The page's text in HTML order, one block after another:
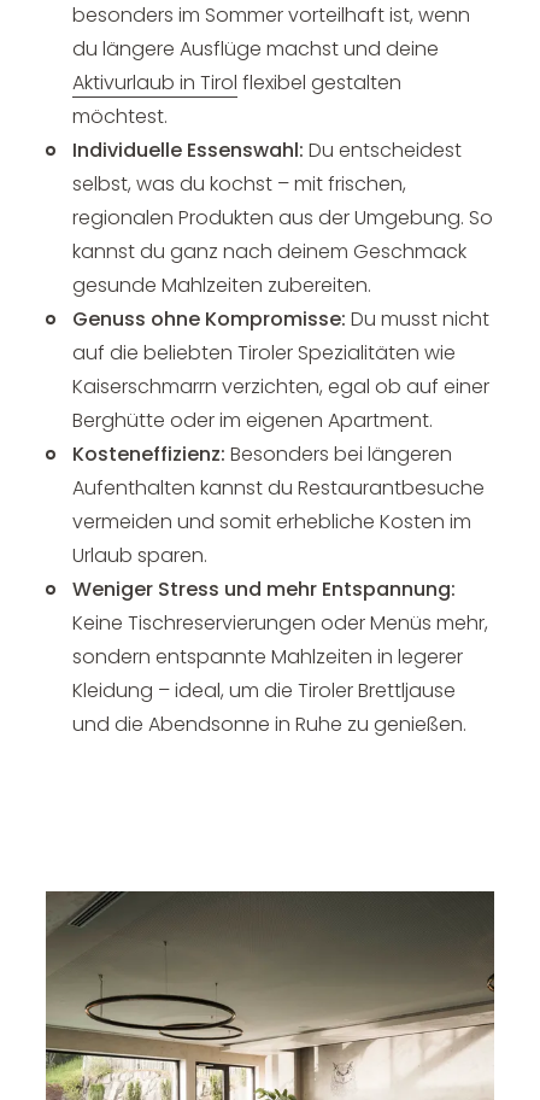
besonders im Sommer vorteilhaft ist, wenn
du längere Ausflüge machst und deine
Aktivurlaub in Tirol flexibel gestalten
möchtest.
Individuelle Essenswahl: Du entscheidest
selbst, was du kochst – mit frischen,
regionalen Produkten aus der Umgebung. So
kannst du ganz nach deinem Geschmack
gesunde Mahlzeiten zubereiten.
Genuss ohne Kompromisse: Du musst nicht
auf die beliebten Tiroler Spezialitäten wie
Kaiserschmarrn verzichten, egal ob auf einer
Berghütte oder im eigenen Apartment.
Kosteneffizienz: Besonders bei längeren
Aufenthalten kannst du Restaurantbesuche
vermeiden und somit erhebliche Kosten im
Urlaub sparen.
Weniger Stress und mehr Entspannung:
Keine Tischreservierungen oder Menüs mehr,
sondern entspannte Mahlzeiten in legerer
Kleidung – ideal, um die Tiroler Brettljause
und die Abendsonne in Ruhe zu genießen.